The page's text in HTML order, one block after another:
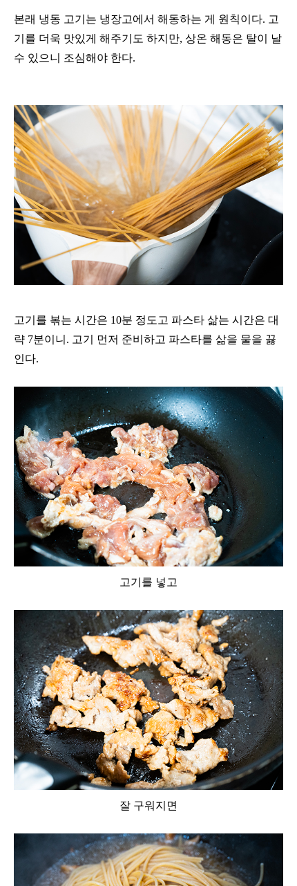
본래 냉동 고기는 냉장고에서 해동하는 게 원칙이다. 고
기를 더욱 맛있게 해주기도 하지만, 상온 해동은 탈이 날
수 있으니 조심해야 한다.
고기를 볶는 시간은 10분 정도고 파스타 삶는 시간은 대
략 7분이니. 고기 먼저 준비하고 파스타를 삶을 물을 끓
인다.
고기를 넣고
잘 구워지면